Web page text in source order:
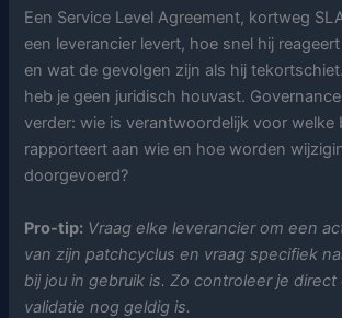
Een Service Level Agreement, kortweg
een leverancier levert, hoe snel hij
en wat de gevolgen zijn als hij
heb je geen juridisch houvast.
verder: wie is verantwoordelijk voor welke
rapporteert aan wie en hoe worden
doorgevoerd?
Pro-tip: Vraag elke leverancier om een
van zijn patchcyclus en vraag specifiek
bij jou in gebruik is. Zo controleer je direct
validatie nog geldig is.